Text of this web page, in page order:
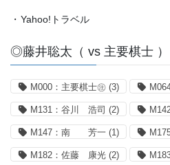
・ Yahoo!トラベル
◎藤井聡太（ vs 主要棋士 ）
M000：主要棋士㊟ (3)
M131：谷川 浩司 (2)
M147：南 芳一 (1)
M182：佐藤 康光 (2)